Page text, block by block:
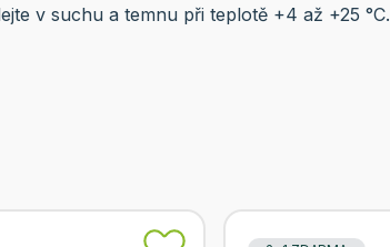
v suchu a temnu při teplotě +4 až +25 °C.